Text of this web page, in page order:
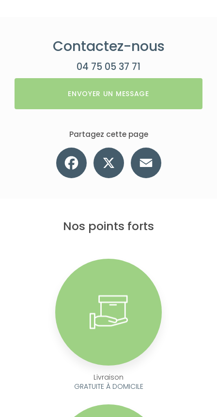
Contactez-nous
04 75 05 37 71
ENVOYER UN MESSAGE
Partagez cette page
Facebook
Nos points forts
Livraison
GRATUITE À DOMICILE